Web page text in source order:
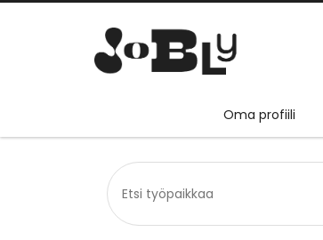
Oma profiili